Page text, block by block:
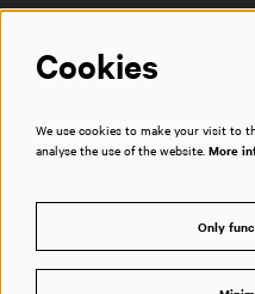
Cookies
We use cookies to make your visit to
analyse the use of the website. More
Only